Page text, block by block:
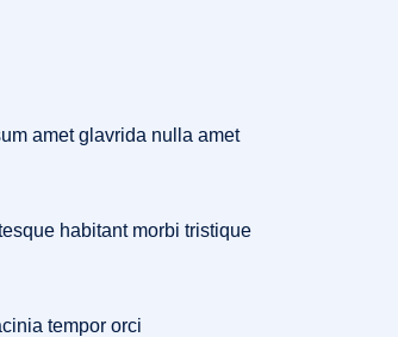
amet glavrida nulla amet
habitant morbi tristique
tempor orci